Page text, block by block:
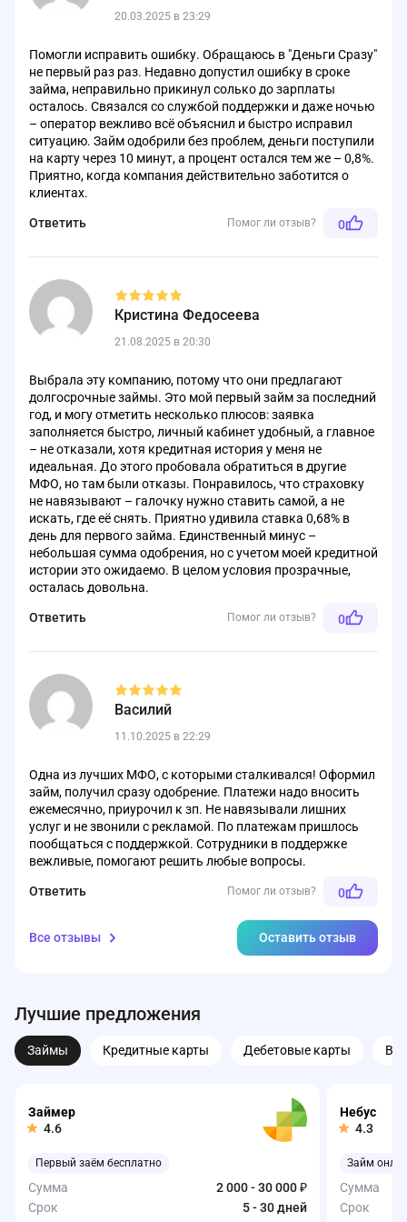
20.03.2025 в 23:29
Помогли исправить ошибку. Обращаюсь в "Деньги Сразу"
не первый раз раз. Недавно допустил ошибку в сроке
займа, неправильно прикинул солько до зарплаты
осталось. Связался со службой поддержки и даже ночью
– оператор вежливо всё объяснил и быстро исправил
ситуацию. Займ одобрили без проблем, деньги поступили
на карту через 10 минут, а процент остался тем же – 0,8%.
Приятно, когда компания действительно заботится о
клиентах.
Ответить Помог ли отзыв? 0
Кристина Федосеева
21.08.2025 в 20:30
Выбрала эту компанию, потому что они предлагают
долгосрочные займы. Это мой первый займ за последний
год, и могу отметить несколько плюсов: заявка
заполняется быстро, личный кабинет удобный, а главное
– не отказали, хотя кредитная история у меня не
идеальная. До этого пробовала обратиться в другие
МФО, но там были отказы. Понравилось, что страховку
не навязывают – галочку нужно ставить самой, а не
искать, где её снять. Приятно удивила ставка 0,68% в
день для первого займа. Единственный минус –
небольшая сумма одобрения, но с учетом моей кредитной
истории это ожидаемо. В целом условия прозрачные,
осталась довольна.
Ответить Помог ли отзыв? 0
Василий
11.10.2025 в 22:29
Одна из лучших МФО, с которыми сталкивался! Оформил
займ, получил сразу одобрение. Платежи надо вносить
ежемесячно, приурочил к зп. Не навязывали лишних
услуг и не звонили с рекламой. По платежам пришлось
пообщаться с поддержкой. Сотрудники в поддержке
вежливые, помогают решить любые вопросы.
Ответить Помог ли отзыв? 0
Все отзывы Оставить отзыв
Лучшие предложения
Займы Кредитные карты Дебетовые карты
Займер
4.6
Первый заём бесплатно
Сумма
2 000 - 30 000 ₽
Срок
5 - 30 дней
Небус
4.3
Займ
Сумма
Срок